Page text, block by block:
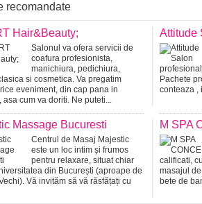
recomandate
Hair&Beauty;
Salonul va ofera servicii de
coafura profesionista,
manichiura, pedichiura,
si cosmetica. Va pregatim
eveniment, din cap pana in
asa cum va doriti. Ne puteti...
Attitude
Pachete
conteaza ,
Massage Bucuresti
Centrul de Masaj Majestic
este un loc intim și frumos
pentru relaxare, situat chiar
din București (aproape de
Vă invităm să vă răsfățați cu
M SPA
calificati,
masajul
bete de